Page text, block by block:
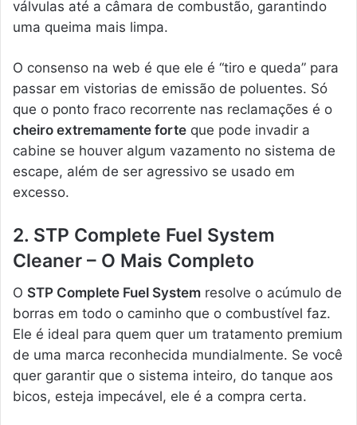
válvulas até a câmara de combustão, garantindo
uma queima mais limpa.
O consenso na web é que ele é “tiro e queda” para
passar em vistorias de emissão de poluentes. Só
que o ponto fraco recorrente nas reclamações é o
cheiro extremamente forte que pode invadir a
cabine se houver algum vazamento no sistema de
escape, além de ser agressivo se usado em
excesso.
2. STP Complete Fuel System
Cleaner – O Mais Completo
O STP Complete Fuel System resolve o acúmulo de
borras em todo o caminho que o combustível faz.
Ele é ideal para quem quer um tratamento premium
de uma marca reconhecida mundialmente. Se você
quer garantir que o sistema inteiro, do tanque aos
bicos, esteja impecável, ele é a compra certa.